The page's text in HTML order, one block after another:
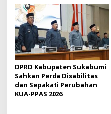
DPRD Kabupaten Sukabumi
Sahkan Perda Disabilitas
dan Sepakati Perubahan
KUA-PPAS 2026